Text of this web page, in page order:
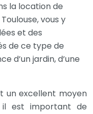
la location de
vous y
et des
de ce type de
d’un jardin, d’une
un excellent moyen
il est important de